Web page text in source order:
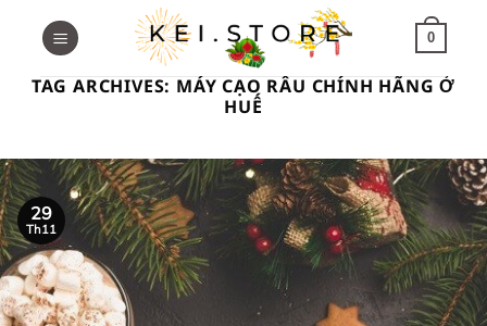
0
TAG ARCHIVES: MÁY CẠO RÂU CHÍNH HÃNG Ở
HUẾ
29
Th11